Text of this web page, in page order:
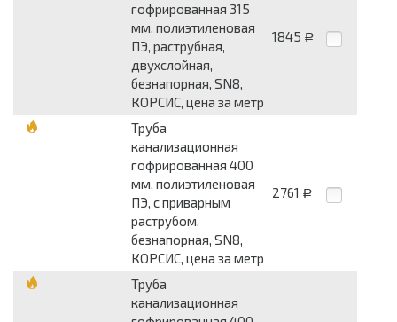
гофрированная 315
мм, полиэтиленовая
ПЭ, раструбная,
двухслойная,
безнапорная, SN8,
КОРСИС, цена за метр
1845 Р
Труба
канализационная
гофрированная 400
мм, полиэтиленовая
ПЭ, с приварным
раструбом,
безнапорная, SN8,
КОРСИС, цена за метр
2761 Р
Труба
канализационная